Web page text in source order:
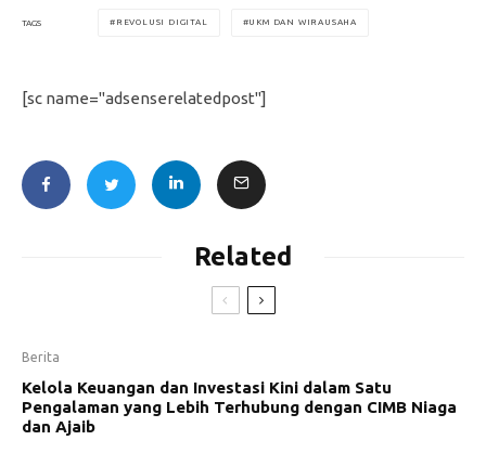
TAGS REVOLUSI DIGITAL UKM DAN WIRAUSAHA
[sc name="adsenserelatedpost"]
Related
Berita
Kelola Keuangan dan Investasi Kini dalam Satu
Pengalaman yang Lebih Terhubung dengan CIMB Niaga
dan Ajaib